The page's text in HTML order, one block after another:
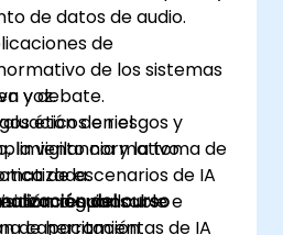
de datos de audio.
de
de los sistemas
voz.
éticos en el
la vigilancia y la toma de
responsable e
de herramientas de IA
y debate.
de riesgos y
normativo.
de escenarios de IA
guiado.
del curso
capacitación